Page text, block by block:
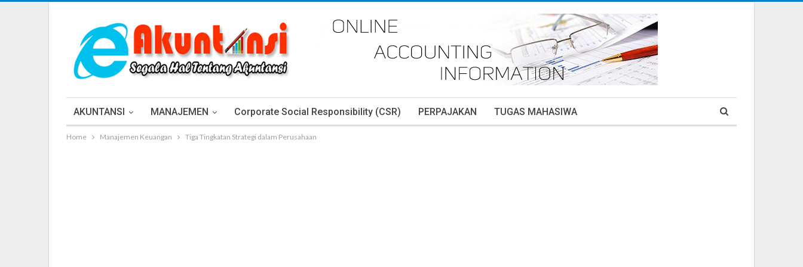
AKUNTANSI MANAJEMEN Corporate Social Responsibility (CSR) PERPAJAKAN TUGAS MAHASIWA
Home Manajemen Keuangan Tiga Tingkatan Strategi dalam Perusahaan